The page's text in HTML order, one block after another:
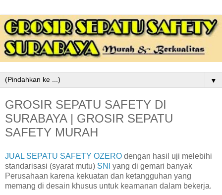
▼
GROSIR SEPATU SAFETY DI
SURABAYA | GROSIR SEPATU
SAFETY MURAH
JUAL SEPATU SAFETY OZERO dengan hasil uji melebihi
standarisasi (syarat mutu) SNI
yang di gemari banyak
Perusahaan karena kekuatan dan ketangguhan yang
memang di desain khusus untuk keamanan dalam bekerja.